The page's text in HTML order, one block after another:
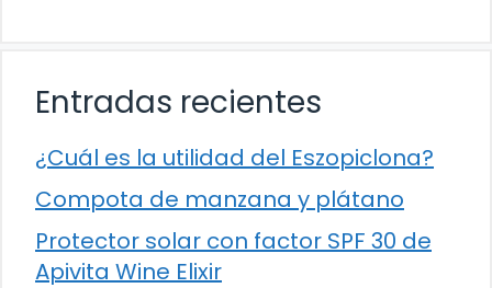
Entradas recientes
¿Cuál es la utilidad del Eszopiclona?
Compota de manzana y plátano
Protector solar con factor SPF 30 de
Apivita Wine Elixir